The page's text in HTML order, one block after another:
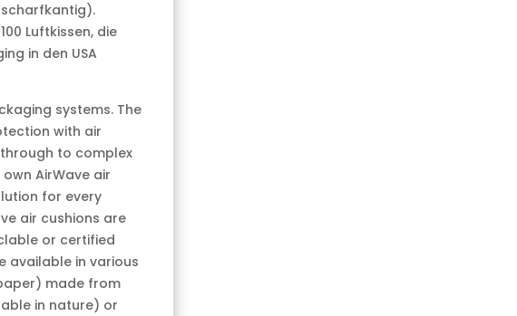
Luftkissen, die
in den USA
systems. The
with air
to complex
AirWave air
for every
air cushions are
or certified
available in various
made from
in nature) or